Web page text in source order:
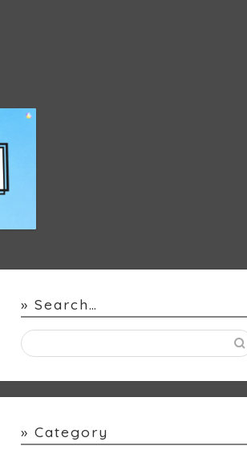
» Search…
» Category